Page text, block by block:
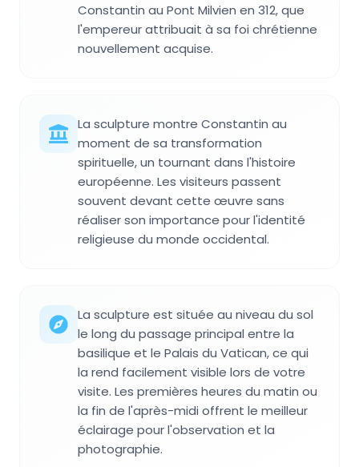
Constantin au Pont Milvien en 312, que
l'empereur attribuait à sa foi chrétienne
nouvellement acquise.
La sculpture montre Constantin au
moment de sa transformation
spirituelle, un tournant dans l'histoire
européenne. Les visiteurs passent
souvent devant cette œuvre sans
réaliser son importance pour l'identité
religieuse du monde occidental.
La sculpture est située au niveau du sol
le long du passage principal entre la
basilique et le Palais du Vatican, ce qui
la rend facilement visible lors de votre
visite. Les premières heures du matin ou
la fin de l'après-midi offrent le meilleur
éclairage pour l'observation et la
photographie.